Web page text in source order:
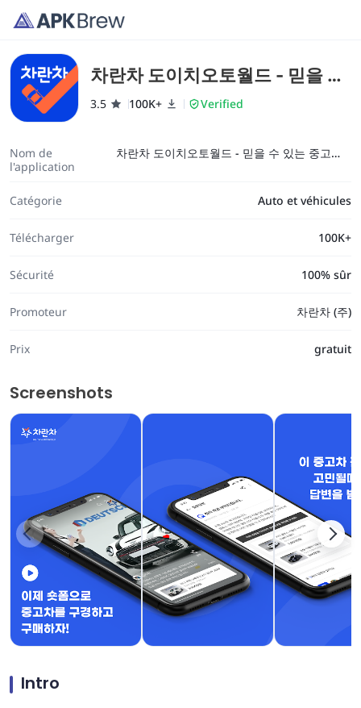
차란차 도이치오토월드 - 믿을 수
있는 중고차 플랫폼
3.5 100K+ Verified
Nom de
l'application
차란차 도이치오토월드 - 믿을 수 있는 중고차 플랫폼
Catégorie Auto et véhicules
Télécharger 100K+
Sécurité 100% sûr
Promoteur 차란차 (주)
Prix gratuit
Screenshots
Intro